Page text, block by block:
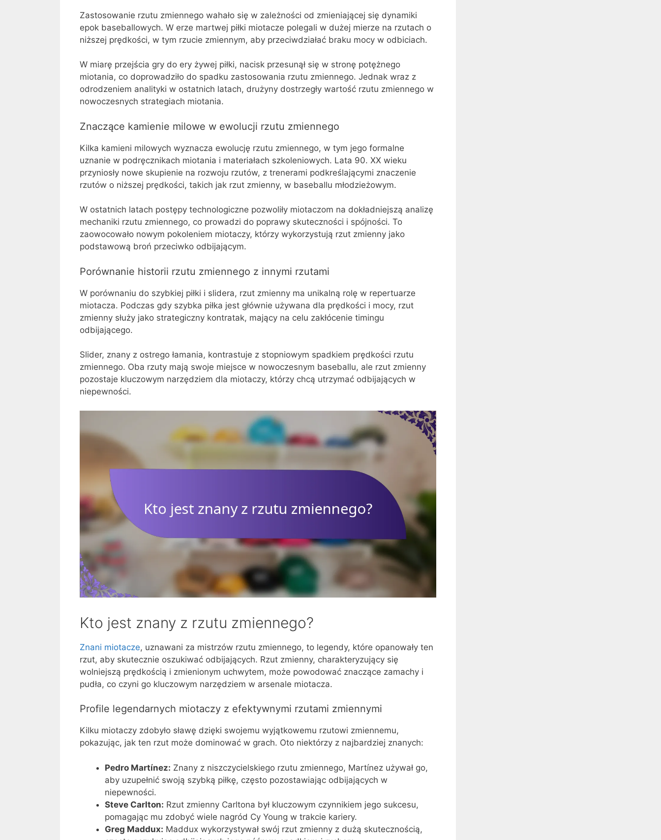
Zastosowanie rzutu zmiennego wahało się w zależności od zmieniającej się dynamiki
epok baseballowych. W erze martwej piłki miotacze polegali w dużej mierze na rzutach o
niższej prędkości, w tym rzucie zmiennym, aby przeciwdziałać braku mocy w odbiciach.
W miarę przejścia gry do ery żywej piłki, nacisk przesunął się w stronę potężnego
miotania, co doprowadziło do spadku zastosowania rzutu zmiennego. Jednak wraz z
odrodzeniem analityki w ostatnich latach, drużyny dostrzegły wartość rzutu zmiennego w
nowoczesnych strategiach miotania.
Znaczące kamienie milowe w ewolucji rzutu zmiennego
Kilka kamieni milowych wyznacza ewolucję rzutu zmiennego, w tym jego formalne
uznanie w podręcznikach miotania i materiałach szkoleniowych. Lata 90. XX wieku
przyniosły nowe skupienie na rozwoju rzutów, z trenerami podkreślającymi znaczenie
rzutów o niższej prędkości, takich jak rzut zmienny, w baseballu młodzieżowym.
W ostatnich latach postępy technologiczne pozwoliły miotaczom na dokładniejszą analizę
mechaniki rzutu zmiennego, co prowadzi do poprawy skuteczności i spójności. To
zaowocowało nowym pokoleniem miotaczy, którzy wykorzystują rzut zmienny jako
podstawową broń przeciwko odbijającym.
Porównanie historii rzutu zmiennego z innymi rzutami
W porównaniu do szybkiej piłki i slidera, rzut zmienny ma unikalną rolę w repertuarze
miotacza. Podczas gdy szybka piłka jest głównie używana dla prędkości i mocy, rzut
zmienny służy jako strategiczny kontratak, mający na celu zakłócenie timingu
odbijającego.
Slider, znany z ostrego łamania, kontrastuje z stopniowym spadkiem prędkości rzutu
zmiennego. Oba rzuty mają swoje miejsce w nowoczesnym baseballu, ale rzut zmienny
pozostaje kluczowym narzędziem dla miotaczy, którzy chcą utrzymać odbijających w
niepewności.
Kto jest znany z rzutu zmiennego?
Znani miotacze, uznawani za mistrzów rzutu zmiennego, to legendy, które opanowały ten
rzut, aby skutecznie oszukiwać odbijających. Rzut zmienny, charakteryzujący się
wolniejszą prędkością i zmienionym uchwytem, może powodować znaczące zamachy i
pudła, co czyni go kluczowym narzędziem w arsenale miotacza.
Profile legendarnych miotaczy z efektywnymi rzutami zmiennymi
Kilku miotaczy zdobyło sławę dzięki swojemu wyjątkowemu rzutowi zmiennemu,
pokazując, jak ten rzut może dominować w grach. Oto niektórzy z najbardziej znanych:
Pedro Martínez: Znany z niszczycielskiego rzutu zmiennego, Martínez używał go,
aby uzupełnić swoją szybką piłkę, często pozostawiając odbijających w
niepewności.
Steve Carlton: Rzut zmienny Carltona był kluczowym czynnikiem jego sukcesu,
pomagając mu zdobyć wiele nagród Cy Young w trakcie kariery.
Greg Maddux: Maddux wykorzystywał swój rzut zmienny z dużą skutecznością,